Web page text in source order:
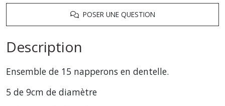
POSER UNE QUESTION
Description
Ensemble de 15 napperons en dentelle.
5 de 9cm de diamètre